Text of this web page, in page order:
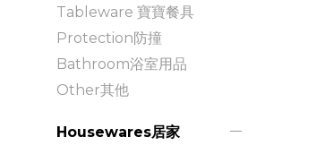
Tableware 寶寶餐具
Protection防撞
Bathroom浴室用品
Other其他
Housewares居家